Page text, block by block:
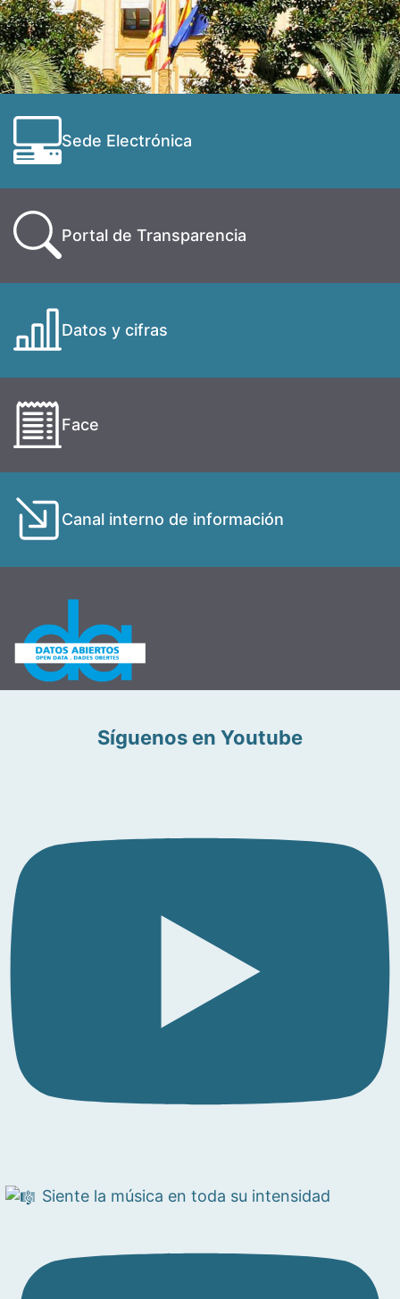
Sede Electrónica
Portal de Transparencia
Datos y cifras
Face
Canal interno de información
Síguenos en Youtube
Siente la música en toda su intensidad